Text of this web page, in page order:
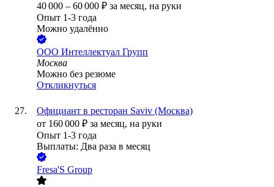
40 000 – 60 000 ₽ за месяц, на руки
Опыт 1-3 года
Можно удалённо
ООО Интеллектуал Групп
Москва
Можно без резюме
Откликнуться
Официант в ресторан Saviv (Москва)
от 160 000 ₽ за месяц, на руки
Опыт 1-3 года
Выплаты: Два раза в месяц
Fresa'S Group